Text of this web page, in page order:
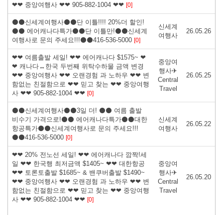
❤❤ 중앙여행사 ❤❤ 905-882-1004 ❤❤ [0]
⚫⚫신세계여행사⚫⚫단 이틀!!!! 20%더 할인!
⚫⚫ 에어캐나다특가⚫⚫단 이틀만!⚫⚫신세계
여행사로 문의 주세요!!!⚫⚫416-536-5000 [0]
신세계
여행사
26.05.26
❤❤ 여름출발 세일! ❤❤ 에어캐나다 $1575~ ❤
❤ 캐나다↔한국 두번째 위탁수하물 금액 변경
❤❤ 중앙여행사 ❤❤ 오랜경험 과 노하우 ❤❤ 변
함없는 친절함으로 ❤❤ 믿고 찾는 ❤❤ 중앙여행
사 ❤❤ 905-882-1004 ❤❤ [0]
중앙여
행사✈
Central
Travel
26.05.25
⚫⚫신세계여행사⚫⚫3일 더! ⚫⚫ 여름 출발
비수기 가격으로!⚫⚫ 에어캐나다특가⚫⚫대한
항공특가⚫⚫신세계여행사로 문의 주세요!!!
⚫⚫416-536-5000 [0]
신세계
여행사
26.05.22
❤❤ 20% 전노선 세일! ❤❤ 에어캐나다 깜짝!세
일 ❤❤ 한국행 최저금액 $1405~ ❤❤ 대한항공
❤❤ 토론토출발 $1685~ & 밴쿠버출발 $1490~
❤❤ 중앙여행사 ❤❤ 오랜경험 과 노하우 ❤❤ 변
함없는 친절함으로 ❤❤ 믿고 찾는 ❤❤ 중앙여행
사 ❤❤ 905-882-1004 ❤❤ [0]
중앙여
행사✈
Central
Travel
26.05.20